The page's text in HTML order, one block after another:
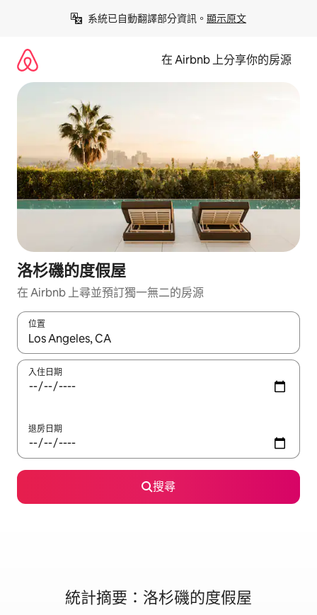
系統已自動翻譯部分資訊。 顯示原文
在 Airbnb 上分享你的房源
洛杉磯的度假屋
在 Airbnb 上尋並預訂獨一無二的房源
位置
如有搜尋結果，瀏覽內容時請使用上下箭頭，或輕點、滑動裝置。
入住日期
退房日期
搜尋
統計摘要：洛杉磯的度假屋